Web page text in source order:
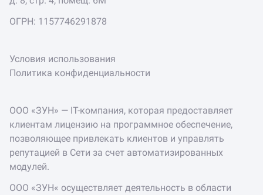
ОГРН: 1157746291878
Условия использования
Политика конфиденциальности
ООО «ЗУН» — IT-компания, которая предоставляет
клиентам лицензию на программное обеспечение,
позволяющее привлекать клиентов и управлять
репутацией в Сети за счет автоматизированных
модулей.
ООО «ЗУН« осуществляет деятельность в области